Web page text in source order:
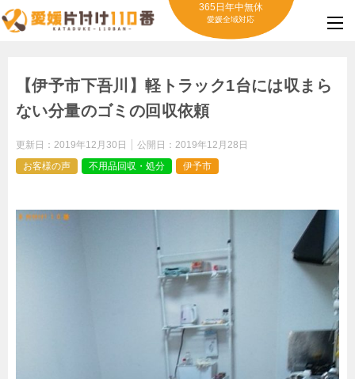
365日年中無休
愛媛全域対応
【伊予市下吾川】軽トラック1台には収まら
ない分量のゴミの回収依頼
更新日： 2019年12月30日 公開日： 2019年12月28日
お客様の声
不用品回収・処分 伊予市